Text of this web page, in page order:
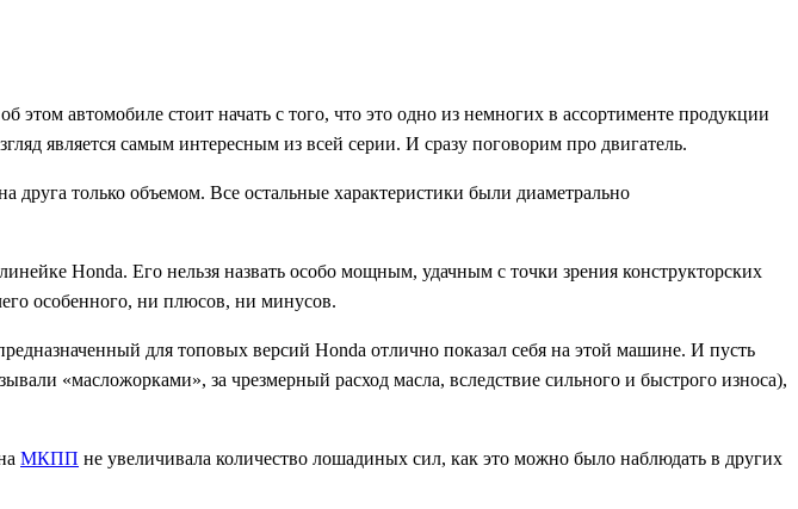
автомобиле стоит начать с того, что это одно из немногих в ассортименте продукции
является самым интересным из всей серии. И сразу поговорим про двигатель.
только объемом. Все остальные характеристики были диаметрально
Honda. Его нельзя назвать особо мощным, удачным с точки зрения конструкторских
особенного, ни плюсов, ни минусов.
для топовых версий Honda отлично показал себя на этой машине. И пусть
«масложорками», за чрезмерный расход масла, вследствие сильного и быстрого износа),
МКПП не увеличивала количество лошадиных сил, как это можно было наблюдать в других